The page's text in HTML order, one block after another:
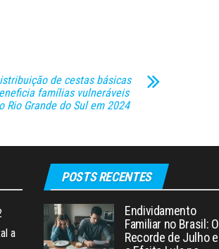
de cestas básicas
famílias vulneráveis
Rio Grande do Sul em 2024
a
POSTS RECENTES
Endividamento
Familiar no Brasil: O
Recorde de Julho e